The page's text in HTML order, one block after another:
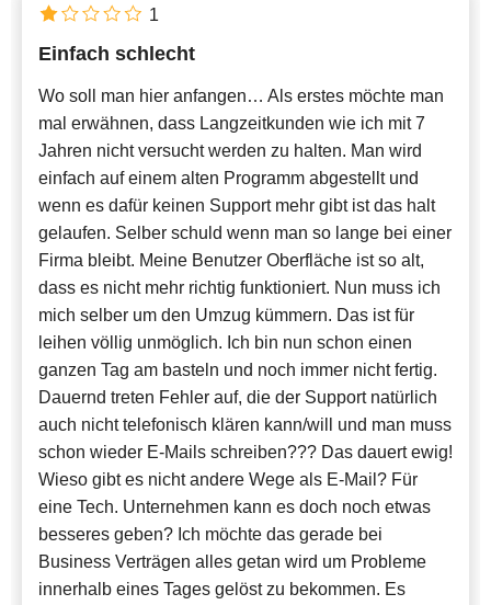
Einfach schlecht
Wo soll man hier anfangen… Als erstes möchte man
mal erwähnen, dass Langzeitkunden wie ich mit 7
Jahren nicht versucht werden zu halten. Man wird
einfach auf einem alten Programm abgestellt und
wenn es dafür keinen Support mehr gibt ist das halt
gelaufen. Selber schuld wenn man so lange bei einer
Firma bleibt. Meine Benutzer Oberfläche ist so alt,
dass es nicht mehr richtig funktioniert. Nun muss ich
mich selber um den Umzug kümmern. Das ist für
leihen völlig unmöglich. Ich bin nun schon einen
ganzen Tag am basteln und noch immer nicht fertig.
Dauernd treten Fehler auf, die der Support natürlich
auch nicht telefonisch klären kann/will und man muss
schon wieder E-Mails schreiben??? Das dauert ewig!
Wieso gibt es nicht andere Wege als E-Mail? Für
eine Tech. Unternehmen kann es doch noch etwas
besseres geben? Ich möchte das gerade bei
Business Verträgen alles getan wird um Probleme
innerhalb eines Tages gelöst zu bekommen. Es
1